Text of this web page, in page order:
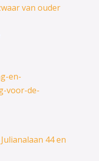
van ouder
en-
voor-de-
44 en